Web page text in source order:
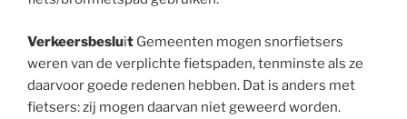
Verkeersbesluit Gemeenten mogen snorfietsers
weren van de verplichte fietspaden, tenminste als ze
daarvoor goede redenen hebben. Dat is anders met
fietsers: zij mogen daarvan niet geweerd worden.